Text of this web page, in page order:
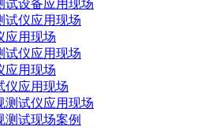
试设备应用现场
试仪应用现场
应用现场
试仪应用现场
应用现场
仪应用现场
测试仪应用现场
测试现场案例